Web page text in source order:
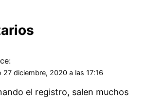
27 diciembre, 2020 a las 17:16
el registro, salen muchos